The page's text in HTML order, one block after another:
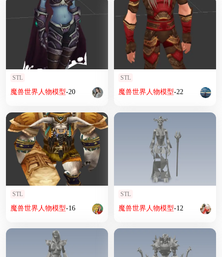
STL
魔兽世界 人物模型-20
STL
魔兽世界 人物模型-22
STL
魔兽世界 人物模型-16
STL
魔兽世界 人物模型-12